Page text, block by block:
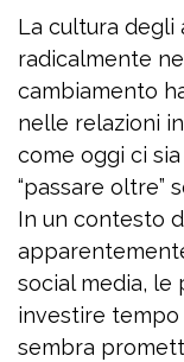
La cultura degli
radicalmente
cambiamento
nelle relazioni
come oggi ci
“passare oltre”
In un contesto
social media, le
investire tempo
sembra